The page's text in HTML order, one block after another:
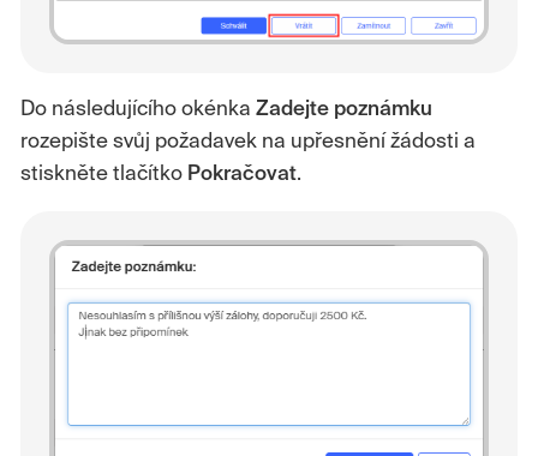
Do následujícího okénka Zadejte poznámku
rozepište svůj požadavek na upřesnění žádosti a
stiskněte tlačítko Pokračovat.